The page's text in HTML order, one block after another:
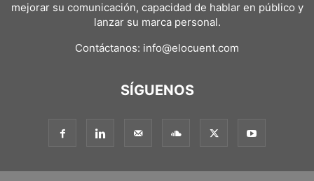
mejorar su comunicación, capacidad de hablar en público y
lanzar su marca personal.
Contáctanos: info@elocuent.com
SÍGUENOS